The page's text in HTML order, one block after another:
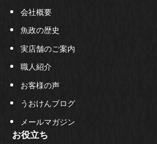
会社概要
魚政の歴史
実店舗のご案内
職人紹介
お客様の声
うおけんブログ
メールマガジン
お役立ち